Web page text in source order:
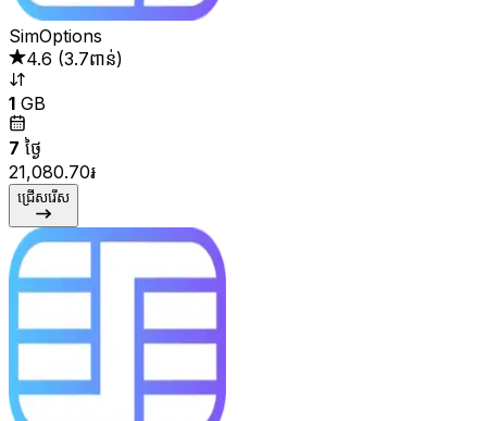
SimOptions
4.6 (3.7ពាន់)
1 GB
7 ថ្ងៃ
21,080.70៛
ជ្រើសរើស